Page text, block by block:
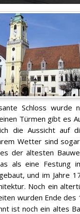
Schloss wurde
Türmen gibt es
die Aussicht auf
Wetter sind
der ältesten
als eine Festung
und im Jahre
Noch ein
wurden Ende
ist noch ein altes